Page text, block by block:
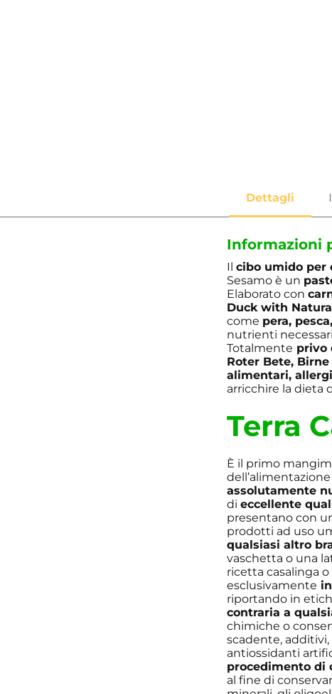
Informazioni
Ilcibo umido per
Sesamo è un
Elaborato con
Duck with
come pera,
nutrienti
Totalmente privo
Roter Bete,
alimentari,
arricchire la dieta
Terra
È il primo
assolutamente
dieccellente
presentano con
prodotti ad uso
qualsiasi altro
vaschetta o una
ricetta casalinga o
esclusivamente
riportando in
contraria a
chimiche o
scadente,
antiossidanti
procedimento di
al fine di